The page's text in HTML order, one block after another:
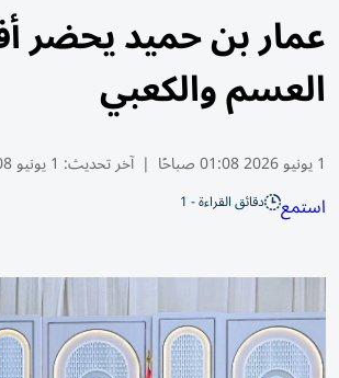
عمار بن حميد يحضر
العسم والكعبي
1 يونيو 2026 01:08 صباحًا | آخر تحديث: 1 يونيو 01:08 2026
استمع دقائق القراءة - 1